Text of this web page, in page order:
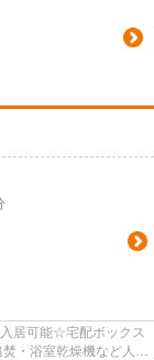
居可能☆宅配ボックス
・浴室乾燥機など人気